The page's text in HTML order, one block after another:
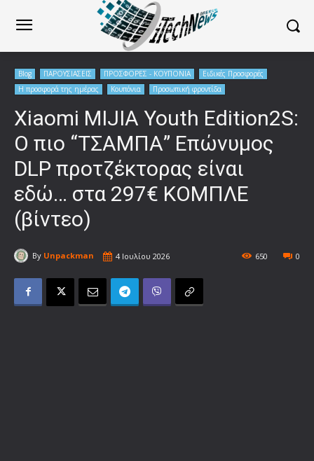
Blog ΠΑΡΟΥΣΙΑΣΕΙΣ ΠΡΟΣΦΟΡΕΣ - ΚΟΥΠΟΝΙΑ
Ειδικές Προσφορές
Η προσφορά της ημέρας
Κουπόνια Προσωπική φροντίδα
Xiaomi MIJIA Youth Edition2S:
Ο πιο “ΤΣΑΜΠΑ” Επώνυμος
DLP προτζέκτορας είναι
εδώ… στα 297€ ΚΟΜΠΛΕ
(βίντεο)
By Unpackman 4 Ιουλίου 2026 0
650